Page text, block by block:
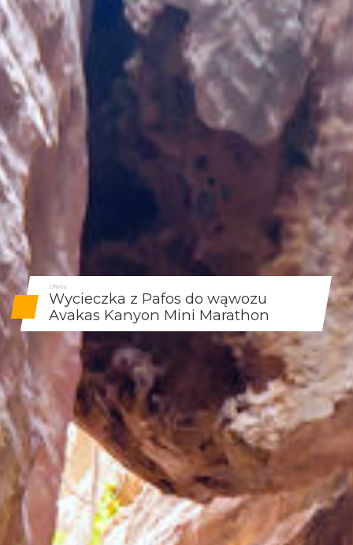
Oferta
Wycieczka z Pafos do wąwozu
Avakas Kanyon Mini Marathon